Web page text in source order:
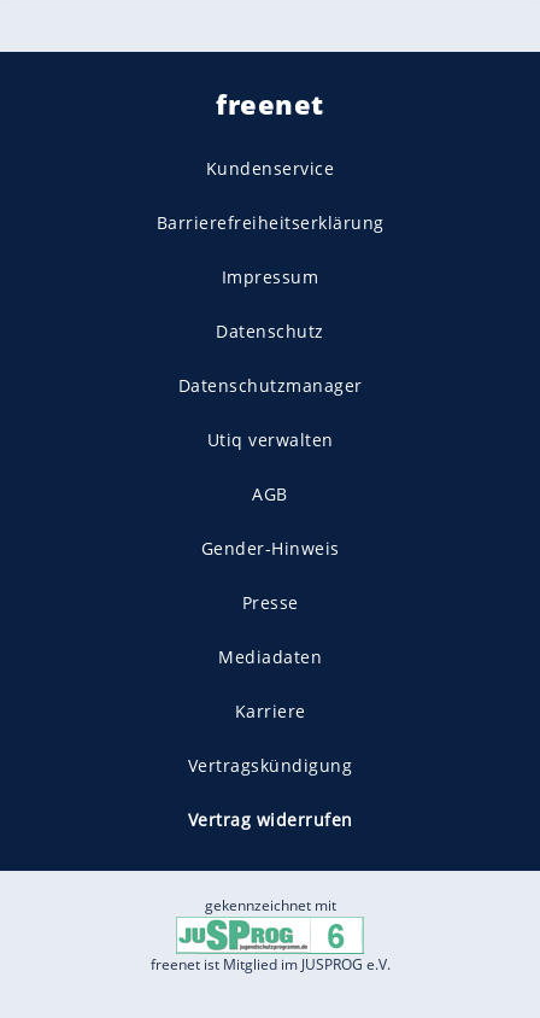
freenet
Kundenservice
Barrierefreiheitserklärung
Impressum
Datenschutz
Datenschutzmanager
Utiq verwalten
AGB
Gender-Hinweis
Presse
Mediadaten
Karriere
Vertragskündigung
Vertrag widerrufen
gekennzeichnet mit
freenet ist Mitglied im JUSPROG e.V.